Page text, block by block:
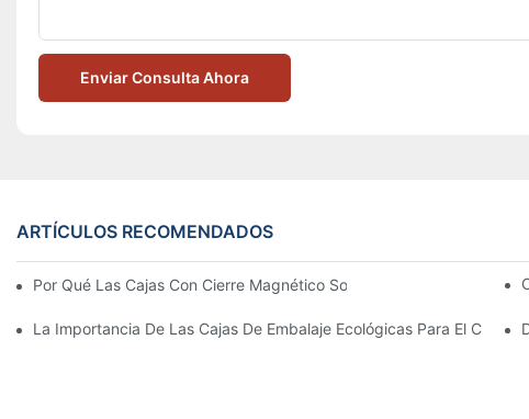
Enviar Consulta Ahora
ARTÍCULOS RECOMENDADOS
Por Qué Las Cajas Con Cierre Magnético Son La Mejor Opción Para
La Importancia De Las Cajas De Embalaje Ecológicas Para El